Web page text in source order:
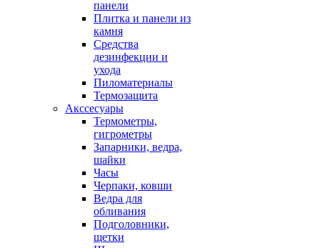
панели
Плитка и панели из
камня
Средства
дезинфекции и
ухода
Пиломатериалы
Термозащита
Аксcесуары
Термометры,
гигрометры
Запарники, ведра,
шайки
Часы
Черпаки, ковши
Ведра для
обливания
Подголовники,
щетки